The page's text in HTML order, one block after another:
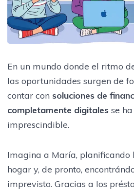
En un mundo donde el ritmo
las oportunidades surgen de
contar con soluciones de
completamente digitales se
imprescindible.
Imagina a María, planificando
hogar y, de pronto,
imprevisto. Gracias a los